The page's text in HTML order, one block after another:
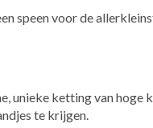
speen voor de
unieke ketting van
te krijgen.